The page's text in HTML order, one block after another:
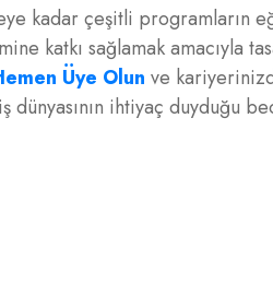
kadar çeşitli programların
katkı sağlamak amacıyla
Üye Olun ve
dünyasının ihtiyaç duyduğu